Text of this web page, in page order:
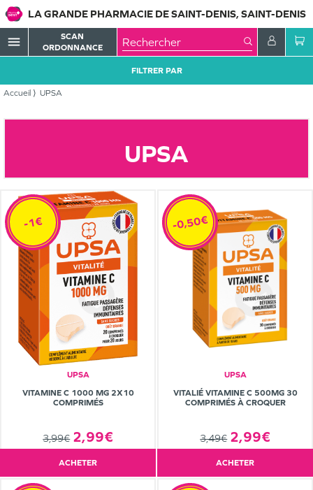
LA GRANDE PHARMACIE DE SAINT-DENIS, SAINT-DENIS
menu
SCAN
ORDONNANCE
Accueil UPSA
FILTRER PAR
UPSA
UPSA
VITAMINE C 1000 MG 2X10
COMPRIMÉS
3,99€ 2,99€
-1€
ACHETER
UPSA
VITALIÉ VITAMINE C 500MG 30
COMPRIMÉS À CROQUER
3,49€ 2,99€
-0,50€
ACHETER